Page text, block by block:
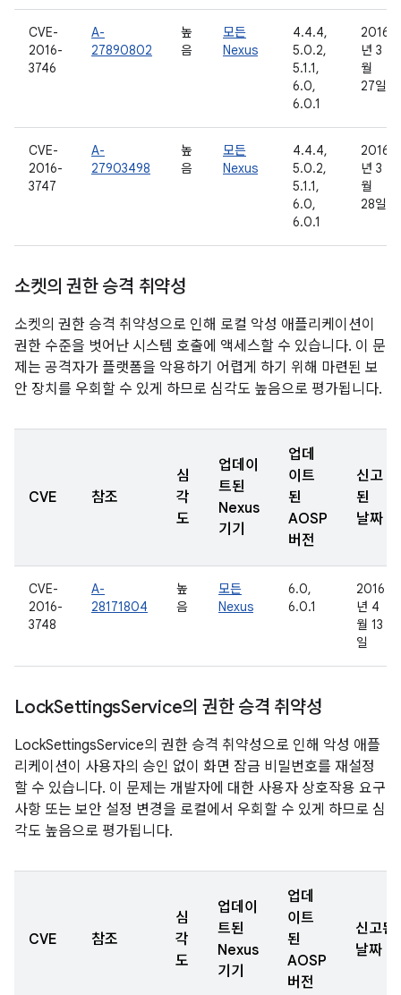
CVE-
2016-
3746
A-
27890802
높
음
모든
Nexus
4.4.4,
5.0.2,
5.1.1,
6.0,
6.0.1
2016
년 3
월
27일
CVE-
2016-
3747
A-
27903498
높
음
모든
Nexus
4.4.4,
5.0.2,
5.1.1,
6.0,
6.0.1
2016
년 3
월
28일
소켓의 권한 승격 취약성
소켓의 권한 승격 취약성으로 인해 로컬 악성 애플리케이션이
권한 수준을 벗어난 시스템 호출에 액세스할 수 있습니다. 이 문
제는 공격자가 플랫폼을 악용하기 어렵게 하기 위해 마련된 보
안 장치를 우회할 수 있게 하므로 심각도 높음으로 평가됩니다.
CVE 참조
심
각
도
업데이
트된
Nexus
기기
업데
이트
된
AOSP
버전
신고
된
날짜
CVE-
2016-
3748
A-
28171804
높
음
모든
Nexus
6.0,
6.0.1
2016
년 4
월 13
일
LockSettingsService의 권한 승격 취약성
LockSettingsService의 권한 승격 취약성으로 인해 악성 애플
리케이션이 사용자의 승인 없이 화면 잠금 비밀번호를 재설정
할 수 있습니다. 이 문제는 개발자에 대한 사용자 상호작용 요구
사항 또는 보안 설정 변경을 로컬에서 우회할 수 있게 하므로 심
각도 높음으로 평가됩니다.
CVE 참조
심
각
도
업데이
트된
Nexus
기기
업데
이트
된
AOSP
버전
신고된
날짜